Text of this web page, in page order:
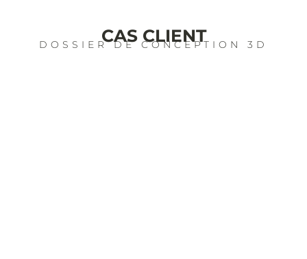
CAS CLIENT
DOSSIER DE CONCEPTION 3D